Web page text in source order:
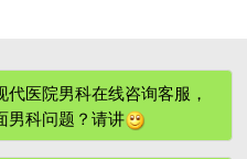
医院男科在线咨询客服，
男科问题？请讲